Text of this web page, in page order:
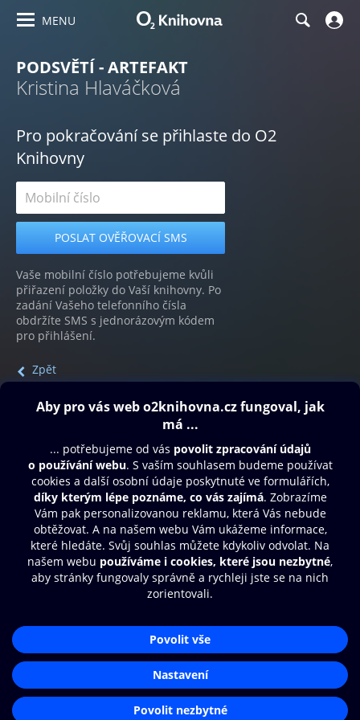
MENU
PODSVĚTÍ - ARTEFAKT
Kristina Hlaváčková
Pro pokračování se přihlaste do O2
Knihovny
Vaše mobilní číslo potřebujeme kvůli
přiřazení položky do Vaší knihovny. Po
zadání Vašeho telefonního čísla
obdržíte SMS s jednorázovým kódem
pro přihlášení.
Zpět
Obsah ke stažení
Moje O2 Knihovna
Další zábava
© O2 Czech Republic a.s.
Přístupnost
Zásady zpracování osobních údajů
Nastavení cookies
Aplikace O2 Knihovna
Čti a poslouchej své e-knihy a
audioknihy rychleji a pohodlněji.